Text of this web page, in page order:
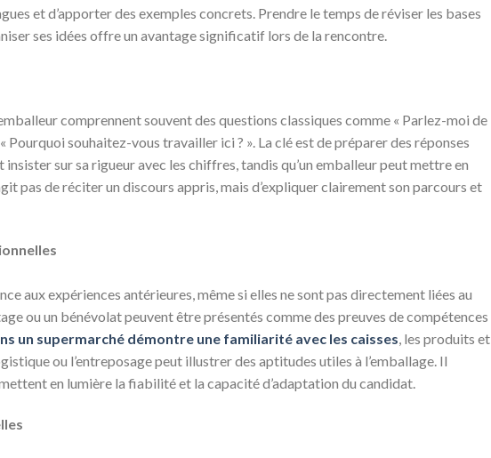
et d’apporter des exemples concrets. Prendre le temps de réviser les bases
ses idées offre un avantage significatif lors de la rencontre.
comprennent souvent des questions classiques comme « Parlez-moi de
Pourquoi souhaitez-vous travailler ici ? ». La clé est de préparer des réponses
sur sa rigueur avec les chiffres, tandis qu’un emballeur peut mettre en
pas de réciter un discours appris, mais d’expliquer clairement son parcours et
aux expériences antérieures, même si elles ne sont pas directement liées au
ou un bénévolat peuvent être présentés comme des preuves de compétences
un supermarché démontre une familiarité avec les caisses, les produits et
ou l’entreposage peut illustrer des aptitudes utiles à l’emballage. Il
en lumière la fiabilité et la capacité d’adaptation du candidat.